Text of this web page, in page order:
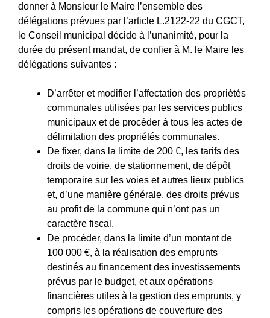
donner à Monsieur le Maire l’ensemble des
délégations prévues par l’article L.2122‑22 du CGCT,
le Conseil municipal décide à l’unanimité, pour la
durée du présent mandat, de confier à M. le Maire les
délégations suivantes :
D’arrêter et modifier l’affectation des propriétés
communales utilisées par les services publics
municipaux et de procéder à tous les actes de
délimitation des propriétés communales.
De fixer, dans la limite de 200 €, les tarifs des
droits de voirie, de stationnement, de dépôt
temporaire sur les voies et autres lieux publics
et, d’une manière générale, des droits prévus
au profit de la commune qui n’ont pas un
caractère fiscal.
De procéder, dans la limite d’un montant de
100 000 €, à la réalisation des emprunts
destinés au financement des investissements
prévus par le budget, et aux opérations
financières utiles à la gestion des emprunts, y
compris les opérations de couverture des